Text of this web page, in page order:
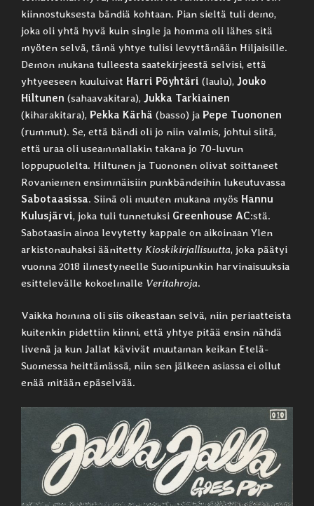
kiinnostuksesta bändiä kohtaan. Pian sieltä tuli demo,
joka oli yhtä hyvä kuin single ja homma oli lähes sitä
myöten selvä, tämä yhtye tulisi levyttämään Hiljaisille.
Demon mukana tulleesta saatekirjeestä selvisi, että
yhtyeeseen kuuluivat Harri Pöyhtäri (laulu), Jouko
Hiltunen (sahaavakitara), Jukka Tarkiainen
(kiharakitara), Pekka Kärhä (basso) ja Pepe Tuononen
(rummut). Se, että bändi oli jo niin valmis, johtui siitä,
että uraa oli useammallakin takana jo 70-luvun
loppupuolelta. Hiltunen ja Tuononen olivat soittaneet
Rovaniemen ensimmäisiin punkbändeihin lukeutuvassa
Sabotaasissa. Siinä oli muuten mukana myös Hannu
Kulusjärvi, joka tuli tunnetuksi Greenhouse AC:stä.
Sabotaasin ainoa levytetty kappale on aikoinaan Ylen
arkistonauhaksi äänitetty Kioskikirjallisuutta, joka päätyi
vuonna 2018 ilmestyneelle Suomipunkin harvinaisuuksia
esittelevälle kokoelmalle Veritahroja.
Vaikka homma oli siis oikeastaan selvä, niin periaatteista
kuitenkin pidettiin kiinni, että yhtye pitää ensin nähdä
livenä ja kun Jallat kävivät muutaman keikan Etelä-
Suomessa heittämässä, niin sen jälkeen asiassa ei ollut
enää mitään epäselvää.